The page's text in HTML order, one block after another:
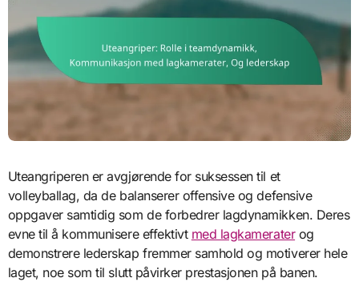
Uteangriperen er avgjørende for suksessen til et
volleyballag, da de balanserer offensive og defensive
oppgaver samtidig som de forbedrer lagdynamikken. Deres
evne til å kommunisere effektivt med lagkameraterog
demonstrere lederskap fremmer samhold og motiverer hele
laget, noe som til slutt påvirker prestasjonen på banen.